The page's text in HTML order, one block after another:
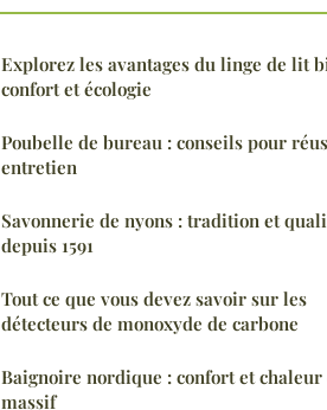
Explorez les avantages du linge de lit
confort et écologie
Poubelle de bureau : conseils pour
entretien
Savonnerie de nyons : tradition et
depuis 1591
Tout ce que vous devez savoir sur les
détecteurs de monoxyde de carbone
Baignoire nordique : confort et chaleur
massif